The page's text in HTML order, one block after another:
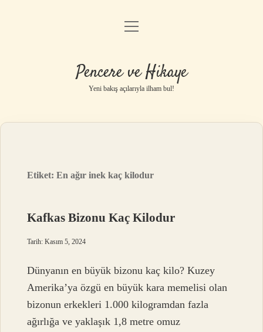
Anasayfa
Yasal Uyarı
menüyü
Pencere ve Hikaye
Yeni bakış açılarıyla ilham bul!
Etiket:En ağır inek kaç kilodur
Kafkas Bizonu Kaç Kilodur
Tarih: Kasım 5, 2024
Dünyanın en büyük bizonu kaç kilo? Kuzey
Amerika’ya özgü en büyük kara memelisi olan
bizonun erkekleri 1.000 kilogramdan fazla
ağırlığa ve yaklaşık 1,8 metre omuz